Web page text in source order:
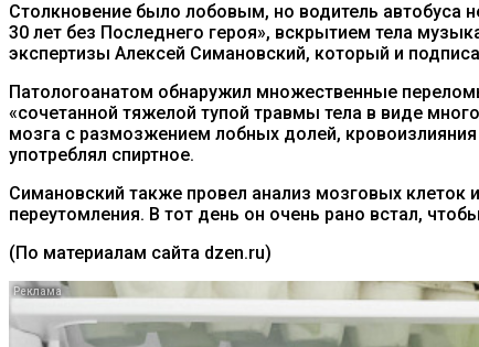
Столкновение было лобовым, но водитель автобуса
30 лет без Последнего героя», вскрытием тела
экспертизы Алексей Симановский, который и
Патологоанатом обнаружил множественные
«сочетанной тяжелой тупой травмы тела в виде
мозга с размозжением лобных долей,
употреблял спиртное.
Симановский также провел анализ мозговых клеток
переутомления. В тот день он очень рано встал,
(По материалам сайта dzen.ru)